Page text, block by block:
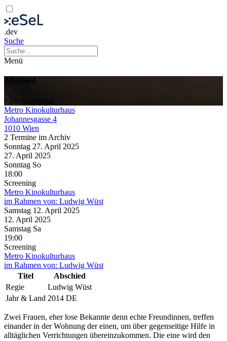
.dev
Suche
Menü
Abschied
Film Screening
Metro Kinokulturhaus
Johannesgasse 4
1010 Wien
2 Termine im Archiv
Sonntag 27. April 2025
27. April 2025
Sonntag So
18:00
Screening
Metro Kinokulturhaus
im Rahmen von: Ludwig Wüst
Samstag 12. April 2025
12. April 2025
Samstag Sa
19:00
Screening
Metro Kinokulturhaus
im Rahmen von: Ludwig Wüst
Titel
Abschied
Regie
Ludwig Wüst
Jahr & Land 2014 DE
Zwei Frauen, eher lose Bekannte denn echte Freundinnen, treffen
einander in der Wohnung der einen, um über gegenseitige Hilfe in
alltäglichen Verrichtungen übereinzukommen. Die eine wird den